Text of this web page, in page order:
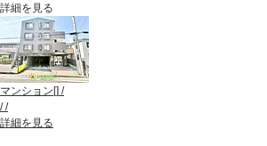
詳細を見る
マンション [] /
//
詳細を見る